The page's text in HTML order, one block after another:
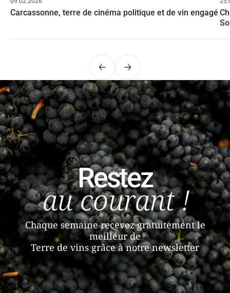
Carcassonne, terre de cinéma politique et de vin engagé
PrécédentSuivant
Restez
au courant !
Chaque semaine recevez gratuitement le
meilleur de
Terre de vins grâce à notre newsletter